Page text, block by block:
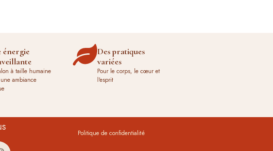
énergie
à taille humaine
ambiance
Des pratiques
variées
Pour le corps, le cœur et
l'esprit
Politique de confidentialité